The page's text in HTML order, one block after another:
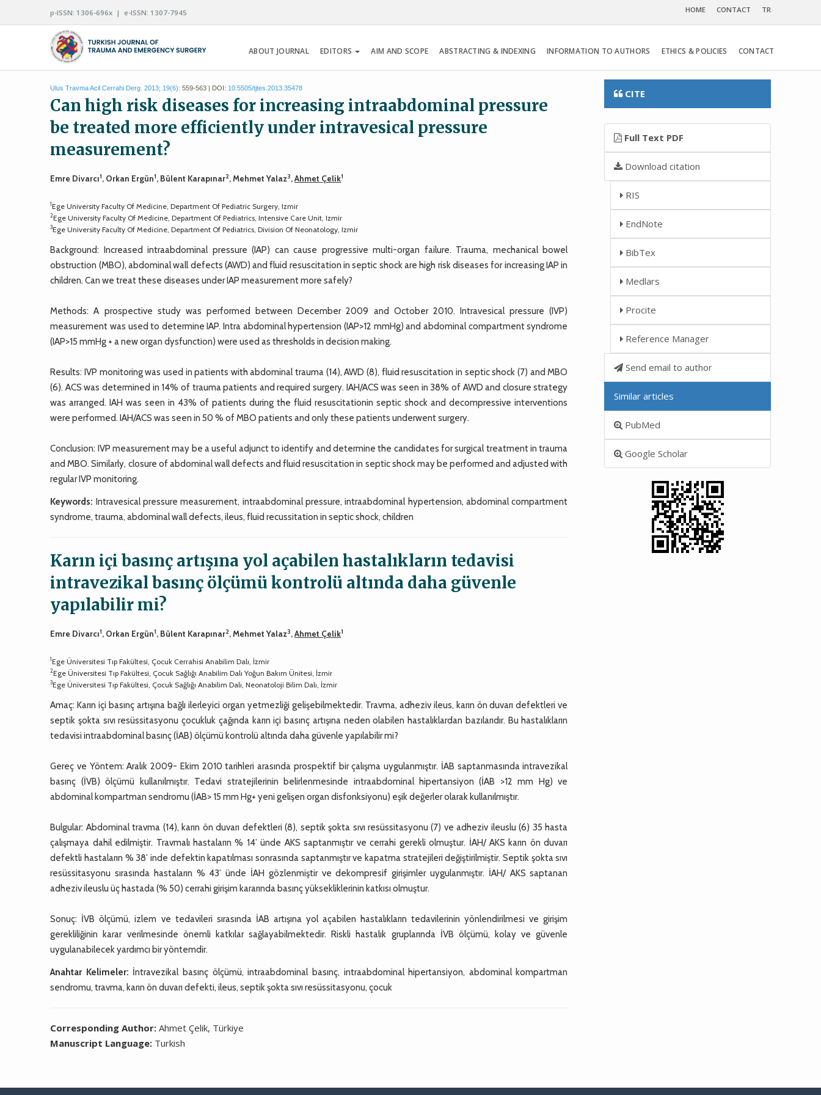
p-ISSN: 1306-696x | e-ISSN: 1307-7945 HOME CONTACT TR
ABOUT JOURNAL EDITORS AIM AND SCOPE ABSTRACTING & INDEXING INFORMATION TO AUTHORS ETHICS & POLICIES CONTACT
Ulus Travma Acil Cerrahi Derg. 2013; 19(6): 559-563 | DOI: 10.5505/tjtes.2013.35478
Can high risk diseases for increasing intraabdominal pressure
be treated more efficiently under intravesical pressure
measurement?
Emre Divarcı1, Orkan Ergün1, Bülent Karapınar2, Mehmet Yalaz3,Ahmet Çelik1
1Ege University Faculty Of Medicine, Department Of Pediatric Surgery, Izmir
2Ege University Faculty Of Medicine, Department Of Pediatrics, Intensive Care Unit, Izmir
3Ege University Faculty Of Medicine, Department Of Pediatrics, Division Of Neonatology, Izmir
Background: Increased intraabdominal pressure (IAP) can cause progressive multi-organ failure. Trauma, mechanical bowel
obstruction (MBO), abdominal wall defects (AWD) and fluid resuscitation in septic shock are high risk diseases for increasing IAP in
children. Can we treat these diseases under IAP measurement more safely?
Methods: A prospective study was performed between December 2009 and October 2010. Intravesical pressure (IVP)
measurement was used to determine IAP. Intra abdominal hypertension (IAP>12 mmHg) and abdominal compartment syndrome
(IAP>15 mmHg + a new organ dysfunction) were used as thresholds in decision making.
Results: IVP monitoring was used in patients with abdominal trauma (14), AWD (8), fluid resuscitation in septic shock (7) and MBO
(6). ACS was determined in 14% of trauma patients and required surgery. IAH/ACS was seen in 38% of AWD and closure strategy
was arranged. IAH was seen in 43% of patients during the fluid resuscitationin septic shock and decompressive interventions
were performed. IAH/ACS was seen in 50 % of MBO patients and only these patients underwent surgery.
Conclusion: IVP measurement may be a useful adjunct to identify and determine the candidates for surgical treatment in trauma
and MBO. Similarly, closure of abdominal wall defects and fluid resuscitation in septic shock may be performed and adjusted with
regular IVP monitoring.
Keywords: Intravesical pressure measurement, intraabdominal pressure, intraabdominal hypertension, abdominal compartment
syndrome, trauma, abdominal wall defects, ileus, fluid recussitation in septic shock, children
Karın içi basınç artışına yol açabilen hastalıkların tedavisi
intravezikal basınç ölçümü kontrolü altında daha güvenle
yapılabilir mi?
Emre Divarcı1, Orkan Ergün1, Bülent Karapınar2, Mehmet Yalaz3,Ahmet Çelik1
1Ege Üniversitesi Tıp Fakültesi, Çocuk Cerrahisi Anabilim Dalı, İzmir
2Ege Üniversitesi Tıp Fakültesi, Çocuk Sağlığı Anabilim Dalı Yoğun Bakım Ünitesi, İzmir
3Ege Üniversitesi Tıp Fakültesi, Çocuk Sağlığı Anabilim Dalı, Neonatoloji Bilim Dalı, İzmir
Amaç: Karın içi basınç artışına bağlı ilerleyici organ yetmezliği gelişebilmektedir. Travma, adheziv ileus, karın ön duvarı defektleri ve
septik şokta sıvı resüssitasyonu çocukluk çağında karın içi basınç artışına neden olabilen hastalıklardan bazılarıdır. Bu hastalıkların
tedavisi intraabdominal basınç (İAB) ölçümü kontrolü altında daha güvenle yapılabilir mi?
Gereç ve Yöntem: Aralık 2009- Ekim 2010 tarihleri arasında prospektif bir çalışma uygulanmıştır. İAB saptanmasında intravezikal
basınç (İVB) ölçümü kullanılmıştır. Tedavi stratejilerinin belirlenmesinde intraabdominal hipertansiyon (İAB >12 mm Hg) ve
abdominal kompartman sendromu (İAB> 15 mm Hg+ yeni gelişen organ disfonksiyonu) eşik değerler olarak kullanılmıştır.
Bulgular: Abdominal travma (14), karın ön duvarı defektleri (8), septik şokta sıvı resüssitasyonu (7) ve adheziv ileuslu (6) 35 hasta
çalışmaya dahil edilmiştir. Travmalı hastaların % 14’ ünde AKS saptanmıştır ve cerrahi gerekli olmuştur. İAH/ AKS karın ön duvarı
defektli hastaların % 38’ inde defektin kapatılması sonrasında saptanmıştır ve kapatma stratejileri değiştirilmiştir. Septik şokta sıvı
resüssitasyonu sırasında hastaların % 43’ ünde İAH gözlenmiştir ve dekompresif girişimler uygulanmıştır. İAH/ AKS saptanan
adheziv ileuslu üç hastada (% 50) cerrahi girişim kararında basınç yüksekliklerinin katkısı olmuştur.
Sonuç: İVB ölçümü, izlem ve tedavileri sırasında İAB artışına yol açabilen hastalıkların tedavilerinin yönlendirilmesi ve girişim
gerekliliğinin karar verilmesinde önemli katkılar sağlayabilmektedir. Riskli hastalık gruplarında İVB ölçümü, kolay ve güvenle
uygulanabilecek yardımcı bir yöntemdir.
Anahtar Kelimeler: İntravezikal basınç ölçümü, intraabdominal basınç, intraabdominal hipertansiyon, abdominal kompartman
sendromu, travma, karın ön duvarı defekti, ileus, septik şokta sıvı resüssitasyonu, çocuk
Corresponding Author:Ahmet Çelik, Türkiye
Manuscript Language: Turkish
CITE
Full Text PDF
Download citation
RIS
EndNote
BibTex
Medlars
Procite
Reference Manager
Send email to author
Similar articles
PubMed
Google Scholar